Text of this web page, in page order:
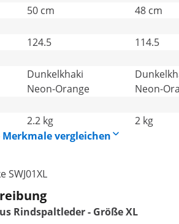
50 cm
48 cm
124.5
114.5
Dunkelkhaki
Neon-Orange
Neon-
2.2 kg
2 kg
Merkmale vergleichen
SWJ01XL
Rindspaltleder - Größe XL